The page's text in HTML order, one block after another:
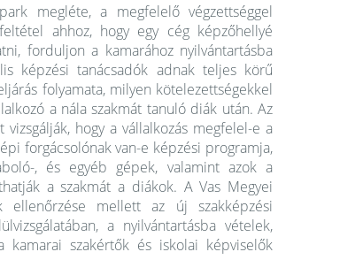
megléte, a megfelelő végzettséggel
ahhoz, hogy egy cég képzőhellyé
forduljon a kamarához nyilvántartásba
képzési tanácsadók adnak teljes körű
folyamata, milyen kötelezettségekkel
a nála szakmát tanuló diák után. Az
hogy a vállalkozás megfelel-e a
forgácsolónak van-e képzési programja,
, és egyéb gépek, valamint azok a
a szakmát a diákok. A Vas Megyei
ellenőrzése mellett az új szakképzési
a nyilvántartásba vételek,
kamarai szakértők és iskolai képviselők